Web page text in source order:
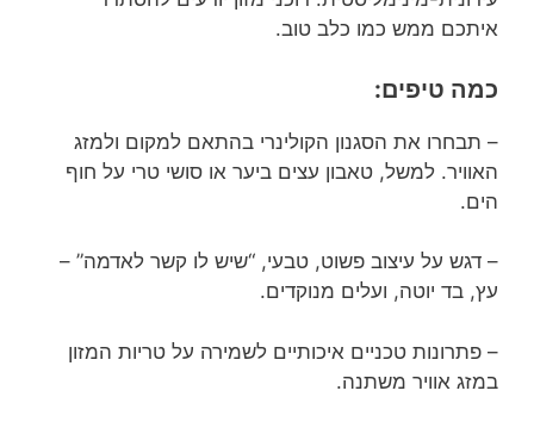
איתכם ממש כמו כלב טוב.
כמה טיפים:
– תבחרו את הסגנון הקולינרי בהתאם למקום ולמזג
האוויר. למשל, טאבון עצים ביער או סושי טרי על חוף
הים.
– דגש על עיצוב פשוט, טבעי, “שיש לו קשר לאדמה” –
עץ, בד יוטה, ועלים מנוקדים.
– פתרונות טכניים איכותיים לשמירה על טריות המזון
במזג אוויר משתנה.